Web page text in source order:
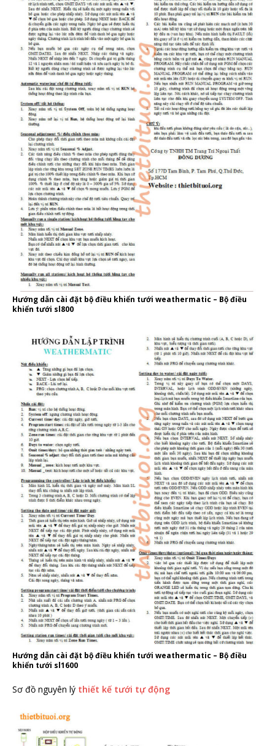
Hướng dẫn cài đặt bộ điều khiển tưới weathermatic – Bộ điều
khiển tưới sl800
Hướng dẫn cài đặt bộ điều khiển tưới weathermatic – Bộ điều
khiển tưới sl1600
Sơ đồ nguyên lý thiết kế tưới tự động